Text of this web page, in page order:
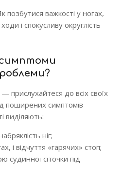
позбутися важкості у ногах,
і спокусливу округлість
прислухайтеся до всіх своїх
поширених симптомів
виділяють:
ніг;
і відчуття «гарячих» стоп;
судинної сіточки під